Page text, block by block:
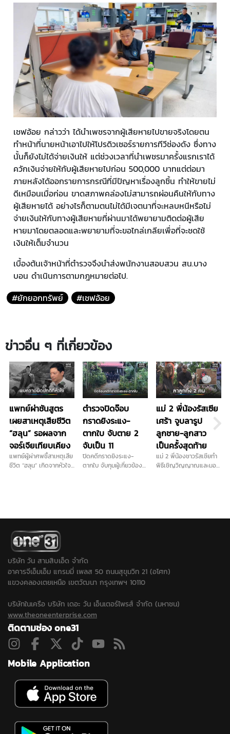
เชฟอ้อย กล่าวว่า ได้นำเพชรจากผู้เสียหายไปขายจริงโดยตน
ทำหน้าที่นายหน้าเอาไปให้โปรดิวเซอร์รายการทีวีช่องดัง ซึ่งทาง
นั้นก็ยังไม่ได้จ่ายเงินให้ แต่ช่วงเวลาที่นำเพชรมาครั้งแรกเราได้
ควักเงินจ่ายให้กับผู้เสียหายไปก่อน 500,000 บาทแต่ต่อมา
ภายหลังได้ออกรายการกรณีที่มีปัญหาเรื่องลูกชิ้น ทำให้ขายไม่
ดีเหมือนเมื่อก่อน ขาดสภาพคล่องไม่สามารถผ่อนคืนให้กับทาง
ผู้เสียหายได้ อย่างไรก็ตามตนไม่ได้มีเจตนาที่จะหลบหนีหรือไม่
จ่ายเงินให้กับทางผู้เสียหายที่ผ่านมาได้พยายามติดต่อผู้เสีย
หายมาโดยตลอดและพยายามที่จะขอไกล่เกลียเพื่อที่จะชดใช้
เงินให้เต็มจำนวน
เบื้องต้นเจ้าหน้าที่ตำรวจจึงนำส่งพนักงานสอบสวน สน.บาง
บอน ดำเนินการตามกฎหมายต่อไป.
#ยักยอกทรัพย์
#เชฟอ้อย
ข่าวอื่น ๆ ที่เกี่ยวข้อง
แพทย์ผ่าชันสูตร
เผยสาเหตุเสียชีวิต
“ฮลุน” รอผลจาก
จอร์เจียเทียบเคียง
แพทย์ผู้ผ่าศพชี้สาเหตุเสีย
ชีวิต “ฮลุน” เกิดจากหัวใจ
ทางการ ด้านญาติเตรียม
รับร่างกลับบําเพ็ญกุศล
พรุ่งนี้ที่บ้านเกิด
จ.กาฬสินธุ์
ตำรวจปิดจ๊อบ
กราดยิงระแง-
ตากใบ จับตาย 2
จับเป็น 11
ปิดคดีกราดยิงระแง-
ตากใบ จับกุมผู้เกี่ยวข้อง
แม่ 2 พี่น้องรัสเซีย
เศร้า จูบลารูป
ลูกชาย-ลูกสาว
เป็นครั้งสุดท้าย
แม่ 2 พี่น้องชาวรัสเซียทำ
พิธีเชิญวิญญาณและมอบ
จุดต้องสงสัยเพิ่มเติมใน
บริษัท วัน สามสิบเอ็ด จำกัด
อาคารจีเอ็มเอ็ม แกรมมี่ เพลส 50 ถนนสุขุมวิท 21 (อโศก)
แขวงคลองเตยเหนือ เขตวัฒนา กรุงเทพฯ 10110
บริษัทในเครือ บริษัท เดอะ วัน เอ็นเตอร์ไพรส์ จำกัด (มหาชน)
www.theoneenterprise.com
ติดตามช่อง one31
Mobile Application